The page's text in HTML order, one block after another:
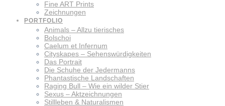
Fine ART Prints
Zeichnungen
PORTFOLIO
Animals – Allzu tierisches
Bolschoi
Caelum et Infernum
Cityskapes – Sehenswürdigkeiten
Das Portrait
Die Schuhe der Jedermanns
Phantastische Landschaften
Raging Bull – Wie ein wilder Stier
Sexus – Aktzeichnungen
Stillleben & Naturalismen